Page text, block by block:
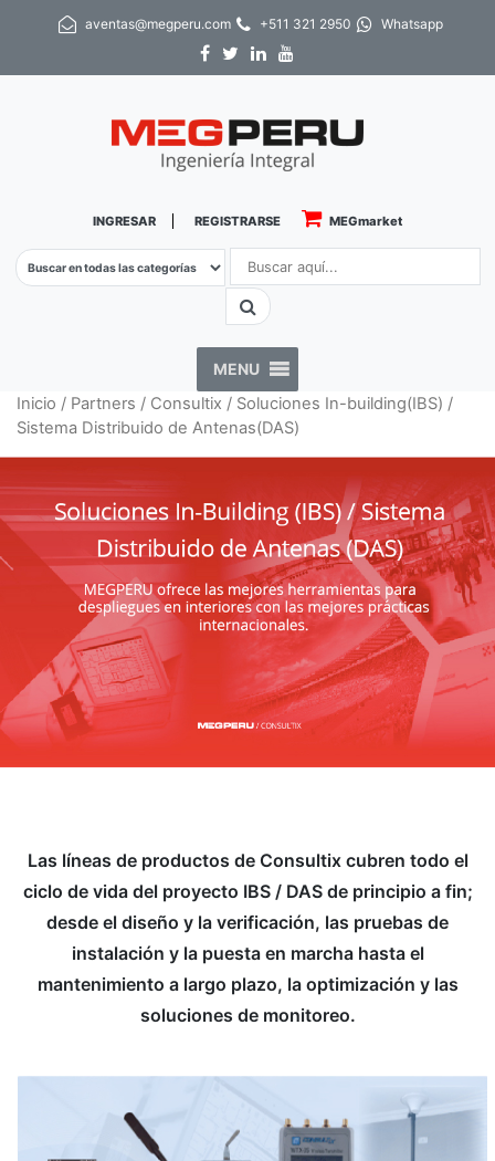
aventas@megperu.com +511 321 2950 Whatsapp
INGRESAR REGISTRARSE MEGmarket
MENU
Inicio / Partners / Consultix / Soluciones In-building(IBS) /
Sistema Distribuido de Antenas(DAS)
Las líneas de productos de Consultix cubren todo el
ciclo de vida del proyecto IBS / DAS de principio a fin;
desde el diseño y la verificación, las pruebas de
instalación y la puesta en marcha hasta el
mantenimiento a largo plazo, la optimización y las
soluciones de monitoreo.